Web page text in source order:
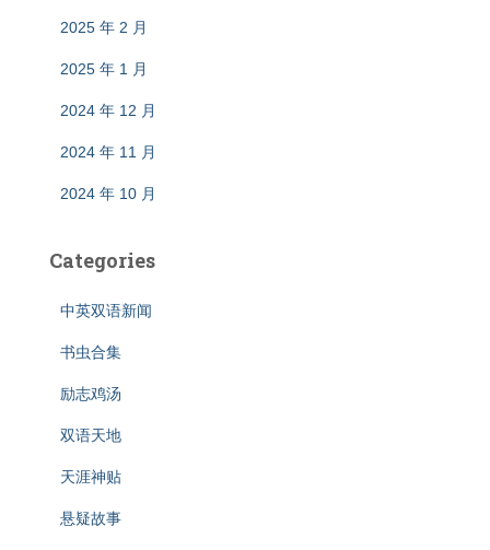
2025 年 2 月
2025 年 1 月
2024 年 12 月
2024 年 11 月
2024 年 10 月
Categories
中英双语新闻
书虫合集
励志鸡汤
双语天地
天涯神贴
悬疑故事